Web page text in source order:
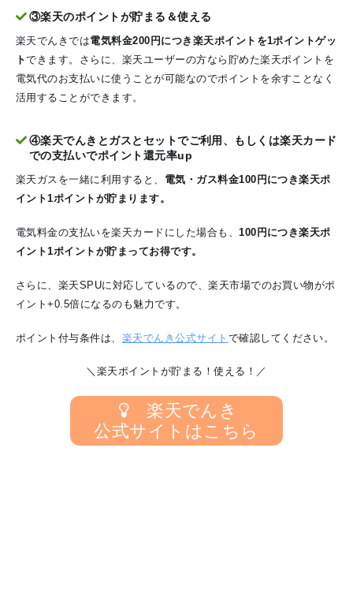
③楽天のポイントが貯まる＆使える
楽天でんきでは電気料金200円につき楽天ポイントを1ポイントゲッ
トできます。さらに、楽天ユーザーの方なら貯めた楽天ポイントを
電気代のお支払いに使うことが可能なのでポイントを余すことなく
活用することができます。
④楽天でんきとガスとセットでご利用、もしくは楽天カード
での支払いでポイント還元率up
楽天ガスを一緒に利用すると、 電気・ガス料金100円につき楽天ポ
イント1ポイントが貯まります。
電気料金の支払いを楽天カードにした場合も、100円につき楽天ポ
イント1ポイントが貯まってお得です。
さらに、楽天SPUに対応しているので、楽天市場でのお買い物がポ
イント+0.5倍になるのも魅力です。
ポイント付与条件は、 楽天でんき公式サイト で確認してください。
＼楽天ポイントが貯まる！使える！／
楽天でんき
公式サイトはこちら